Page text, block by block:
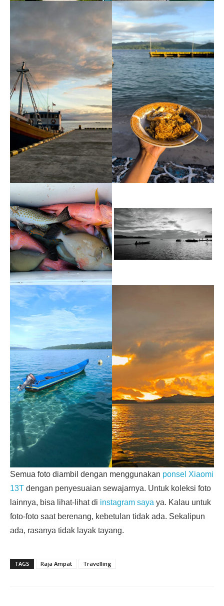
Semua foto diambil dengan menggunakan ponsel Xiaomi
13T dengan penyesuaian sewajarnya. Untuk koleksi foto
lainnya, bisa lihat-lihat di instagram saya ya. Kalau untuk
foto-foto saat berenang, kebetulan tidak ada. Sekalipun
ada, rasanya tidak layak tayang.
TAGS Raja Ampat Travelling